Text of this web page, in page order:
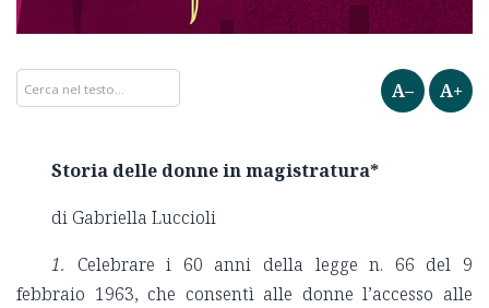
A– A+
Storia delle donne in magistratura*
di Gabriella Luccioli
1. Celebrare i 60 anni della legge n. 66 del 9
febbraio 1963, che consentì alle donne l’accesso alle